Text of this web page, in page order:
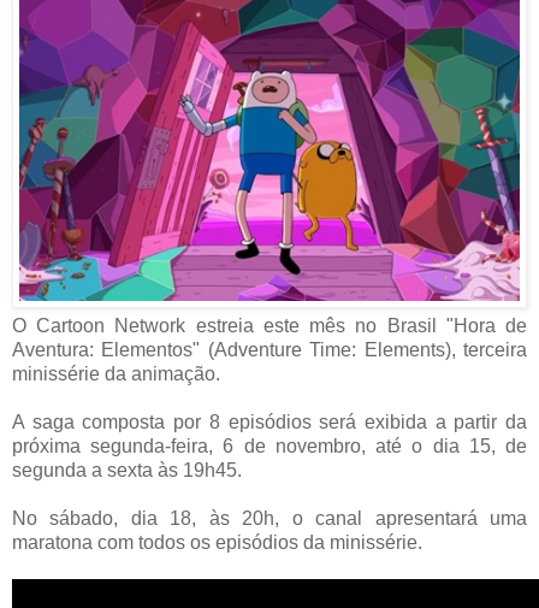
O Cartoon Network estreia este mês no Brasil "Hora de
Aventura: Elementos" (Adventure Time: Elements), terceira
minissérie da animação.
A saga composta por 8 episódios será exibida a partir da
próxima segunda-feira, 6 de novembro, até o dia 15, de
segunda a sexta às 19h45.
No sábado, dia 18, às 20h, o canal apresentará uma
maratona com todos os episódios da minissérie.